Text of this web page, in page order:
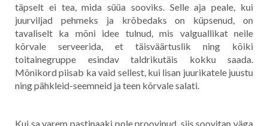
täpselt ei tea, mida süüa sooviks. Selle aja peale, kui
juurviljad pehmeks ja krõbedaks on küpsenud, on
tavaliselt ka mõni idee tulnud, mis valguallikat neile
kõrvale serveerida, et täisväärtuslik ning kõiki
toitainegruppe esindav taldrikutäis kokku saada.
Mõnikord piisab ka vaid sellest, kui lisan juurikatele juustu
ning pähkleid-seemneid ja teen kõrvale salati.
Kui sa varem pastinaaki pole proovinud, siis soovitan väga